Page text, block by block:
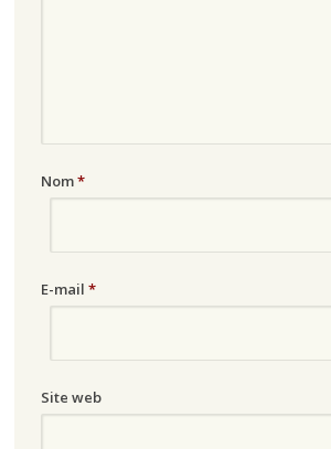
Nom*
E-mail *
Site web